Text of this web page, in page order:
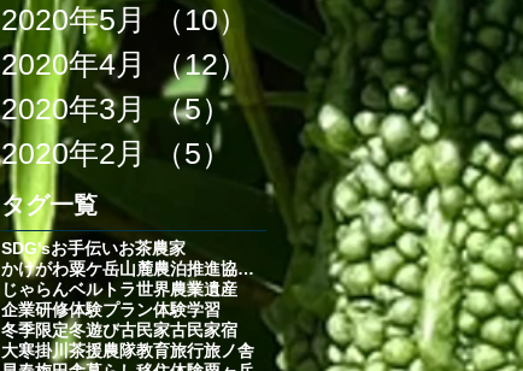
2020年5月
（10）
10件の記事
2020年4月
（12） 12件の記事
2020年3月
（5）5件の記事
2020年2月
（5） 5件の記事
タグ一覧
SDG'sお手伝いお茶農家
かけがわ粟ケ岳山麓農泊推進協議会
じゃらんベルトラ世界農業遺産
企業研修体験プラン体験学習
冬季限定冬遊び古民家古民家宿
大寒掛川茶援農隊教育旅行旅ノ舎